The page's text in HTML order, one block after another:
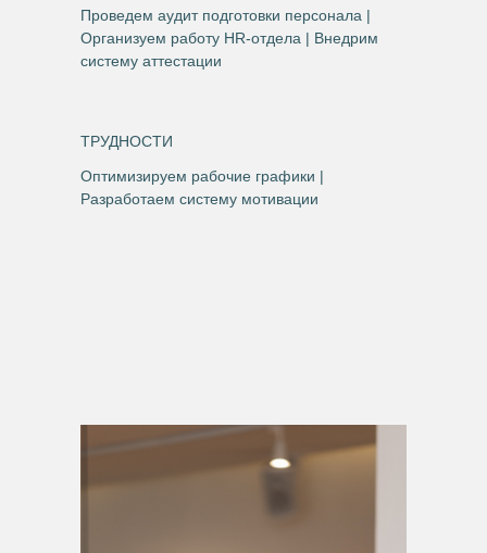
ТРУДНОСТИ
Проведем аудит подготовки персонала |
Организуем работу HR-отдела | Внедрим
систему аттестации
Оптимизируем рабочие графики |
Разработаем систему мотивации